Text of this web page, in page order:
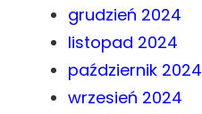
grudzień 2024
listopad 2024
październik 2024
wrzesień 2024